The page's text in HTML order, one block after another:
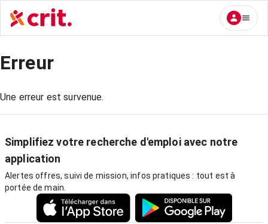
Erreur
Une erreur est survenue.
Simplifiez votre recherche d'emploi avec notre
application
Alertes offres, suivi de mission, infos pratiques : tout est à
portée de main.